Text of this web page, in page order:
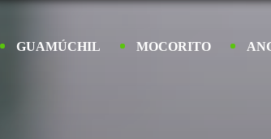
GUAMÚCHIL MOCORITO